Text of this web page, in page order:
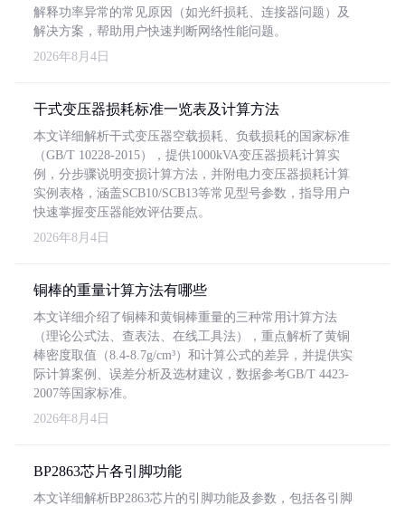
解释功率异常的常见原因（如光纤损耗、连接器问题）及
解决方案，帮助用户快速判断网络性能问题。
2026年8月4日
干式变压器损耗标准一览表及计算方法
本文详细解析干式变压器空载损耗、负载损耗的国家标准
（GB/T 10228-2015），提供1000kVA变压器损耗计算实
例，分步骤说明变损计算方法，并附电力变压器损耗计算
实例表格，涵盖SCB10/SCB13等常见型号参数，指导用户
快速掌握变压器能效评估要点。
2026年8月4日
铜棒的重量计算方法有哪些
本文详细介绍了铜棒和黄铜棒重量的三种常用计算方法
（理论公式法、查表法、在线工具法），重点解析了黄铜
棒密度取值（8.4-8.7g/cm³）和计算公式的差异，并提供实
际计算案例、误差分析及选材建议，数据参考GB/T 4423-
2007等国家标准。
2026年8月4日
BP2863芯片各引脚功能
本文详细解析BP2863芯片的引脚功能及参数，包括各引脚